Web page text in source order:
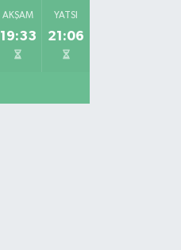
AKŞAM
19:33
YATSI
21:06